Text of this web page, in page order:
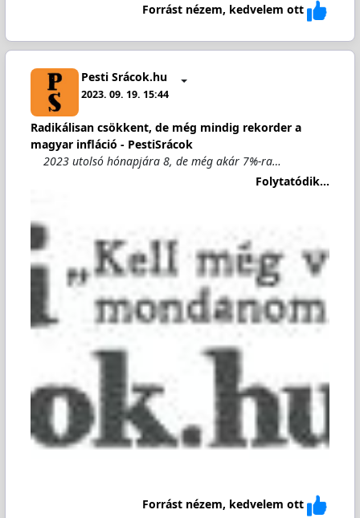
Forrást nézem, kedvelem ott
Pesti Srácok.hu
2023. 09. 19. 15:44
Radikálisan csökkent, de még mindig rekorder a
magyar infláció - PestiSrácok
2023 utolsó hónapjára 8, de még akár 7%-ra…
Folytatódik...
Forrást nézem, kedvelem ott